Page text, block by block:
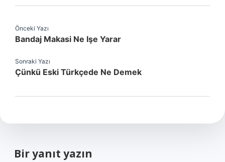
Önceki Yazı
Bandaj Makasi Ne Işe Yarar
Sonraki Yazı
Çünkü Eski Türkçede Ne Demek
Bir yanıt yazın